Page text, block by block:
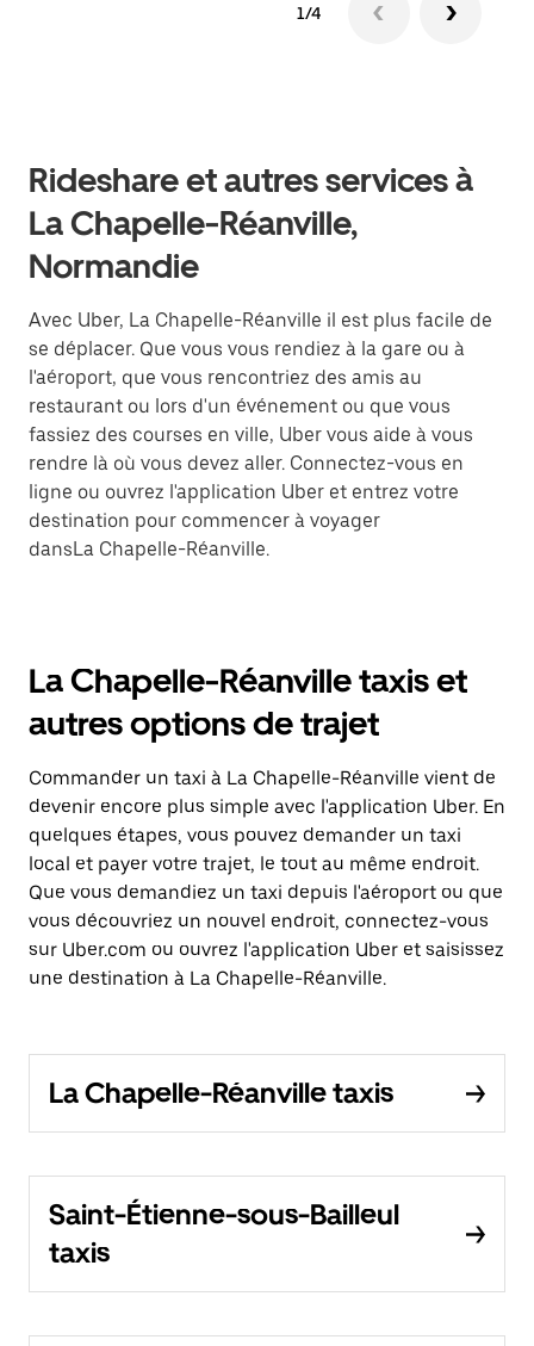
1/4
Rideshare et autres services à
La Chapelle-Réanville,
Normandie
Avec Uber, La Chapelle-Réanville il est plus facile de
se déplacer. Que vous vous rendiez à la gare ou à
l'aéroport, que vous rencontriez des amis au
restaurant ou lors d'un événement ou que vous
fassiez des courses en ville, Uber vous aide à vous
rendre là où vous devez aller. Connectez-vous en
ligne ou ouvrez l'application Uber et entrez votre
destination pour commencer à voyager
dansLa Chapelle-Réanville.
La Chapelle-Réanville taxis et
autres options de trajet
Commander un taxi à La Chapelle-Réanville vient de
devenir encore plus simple avec l'application Uber. En
quelques étapes, vous pouvez demander un taxi
local et payer votre trajet, le tout au même endroit.
Que vous demandiez un taxi depuis l'aéroport ou que
vous découvriez un nouvel endroit, connectez-vous
sur Uber.com ou ouvrez l'application Uber et saisissez
une destination à La Chapelle-Réanville.
La Chapelle-Réanville taxis
Saint-Étienne-sous-Bailleul
taxis